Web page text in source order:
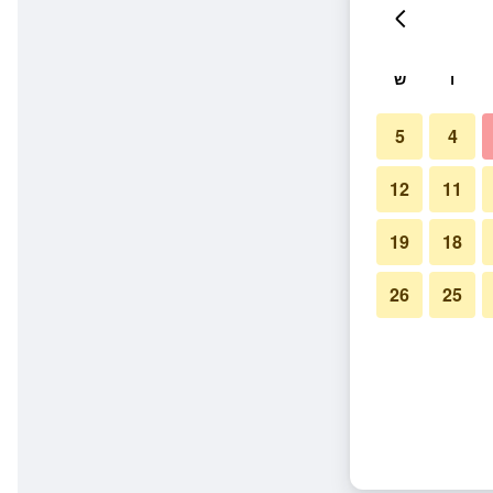
ו ש
4
5
11
12
18
19
25
26